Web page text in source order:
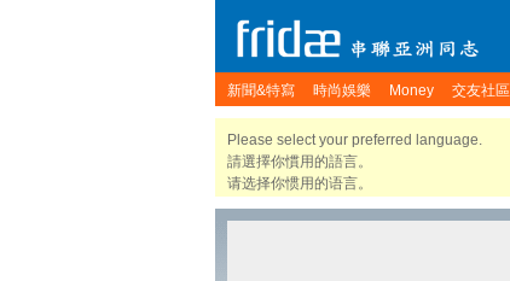
新聞&特寫 時尚娛樂 Money 交友社區
Please select your preferred language.
請選擇你慣用的語言。
请选择你惯用的语言。